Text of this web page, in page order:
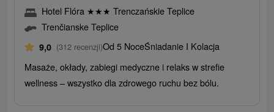
Hotel Flóra ★★★ Trenczańskie Teplice
Trenčianske Teplice
9,0 (312 recenzji)Od 5 NoceŚniadanie I Kolacja
Masaże, okłady, zabiegi medyczne i relaks w strefie
wellness – wszystko dla zdrowego ruchu bez bólu.